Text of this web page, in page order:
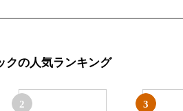
2019/03/07
本・雑誌・コミック
クの人気ランキング
2 3